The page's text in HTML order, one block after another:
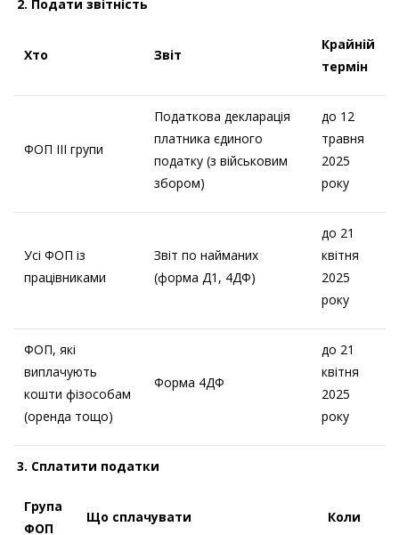
2. Подати звітність
Хто Звіт
Крайній
термін
ФОП ІІІ групи
Податкова декларація
платника єдиного
податку (з військовим
збором)
до 12
травня
2025
року
Усі ФОП із
працівниками
Звіт по найманих
(форма Д1, 4ДФ)
до 21
квітня
2025
року
ФОП, які
виплачують
кошти фізособам
(оренда тощо)
Форма 4ДФ
до 21
квітня
2025
року
3. Сплатити податки
Група
ФОП
Що сплачувати Коли